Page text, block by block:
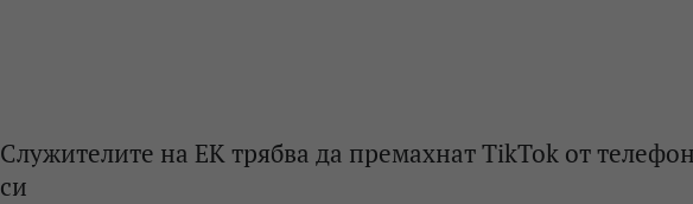
Служителите на EK трябва да премахнат TikTok от
си